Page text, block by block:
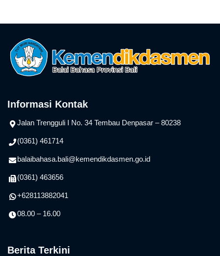
Informasi Kontak
Jalan Trengguli I No. 34 Tembau Denpasar – 80238
balaibahasa.bali@kemendikdasmen.go.id